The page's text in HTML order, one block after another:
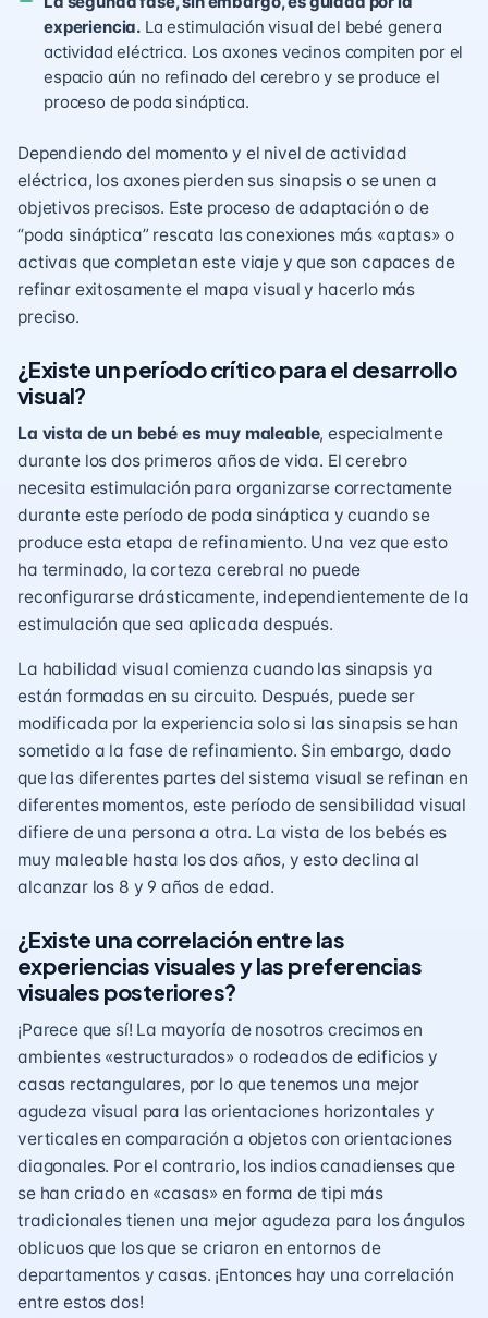
experiencia. La estimulación visual del bebé genera
actividad eléctrica. Los axones vecinos compiten por el
espacio aún no refinado del cerebro y se produce el
proceso de poda sináptica.
Dependiendo del momento y el nivel de actividad
eléctrica, los axones pierden sus sinapsis o se unen a
objetivos precisos. Este proceso de adaptación o de
“poda sináptica” rescata las conexiones más «aptas» o
activas que completan este viaje y que son capaces de
refinar exitosamente el mapa visual y hacerlo más
preciso.
¿Existe un período crítico para el desarrollo
visual?
La vista de un bebé es muy maleable, especialmente
durante los dos primeros años de vida. El cerebro
necesita estimulación para organizarse correctamente
durante este período de poda sináptica y cuando se
produce esta etapa de refinamiento. Una vez que esto
ha terminado, la corteza cerebral no puede
reconfigurarse drásticamente, independientemente de la
estimulación que sea aplicada después.
La habilidad visual comienza cuando las sinapsis ya
están formadas en su circuito. Después, puede ser
modificada por la experiencia solo si las sinapsis se han
sometido a la fase de refinamiento. Sin embargo, dado
que las diferentes partes del sistema visual se refinan en
diferentes momentos, este período de sensibilidad visual
difiere de una persona a otra. La vista de los bebéses
muy maleable hasta los dos años, y esto declina al
alcanzar los 8 y 9 años de edad.
¿Existe una correlación entre las
experiencias visuales y las preferencias
visuales posteriores?
¡Parece que sí! La mayoría de nosotros crecimos en
ambientes «estructurados» o rodeados de edificios y
casas rectangulares, por lo que tenemos una mejor
agudeza visual para las orientaciones horizontales y
verticales en comparación a objetos con orientaciones
diagonales. Por el contrario, los indios canadienses que
se han criado en «casas» en forma de tipi más
tradicionales tienen una mejor agudeza para los ángulos
oblicuos que los que se criaron en entornos de
departamentos y casas. ¡Entonces hay una correlación
entre estos dos!